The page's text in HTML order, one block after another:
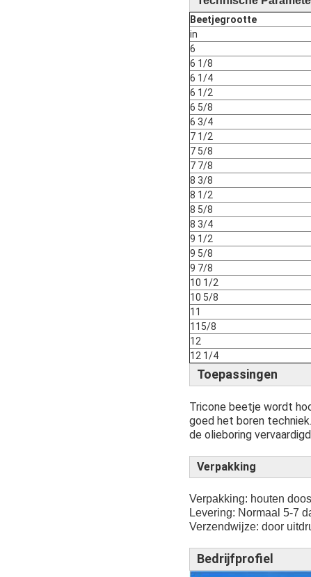
Beetjegrootte
in
6
6 1/8
6 1/4
6 1/2
6 5/8
6 3/4
7 1/2
7 5/8
7 7/8
8 3/8
8 1/2
8 5/8
8 3/4
9 1/2
9 5/8
9 7/8
10 1/2
10 5/8
11
115/8
12
12 1/4
Toepassingen
Tricone beetje wordt
goed het boren
de olieboring
Verpakking
Verpakking: houten
Levering: Normaal 5-7
Verzendwijze: door
Bedrijfprofiel